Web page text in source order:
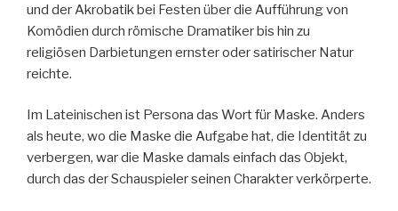
und der Akrobatik bei Festen über die Aufführung von
Komödien durch römische Dramatiker bis hin zu
religiösen Darbietungen ernster oder satirischer Natur
reichte.
Im Lateinischen ist Persona das Wort für Maske. Anders
als heute, wo die Maske die Aufgabe hat, die Identität zu
verbergen, war die Maske damals einfach das Objekt,
durch das der Schauspieler seinen Charakter verkörperte.